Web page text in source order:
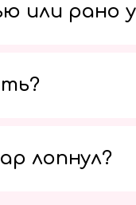
или рано
лопнул?